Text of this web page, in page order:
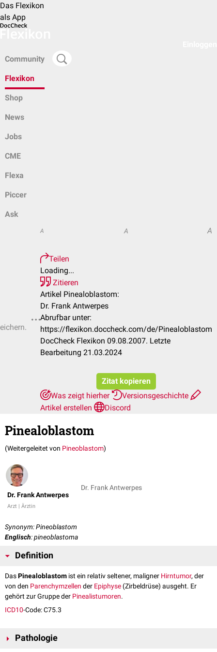
Das Flexikon
als App
Community
Flexikon
Shop
News
Jobs
CME
Flexa
Piccer
Ask
A A A
Teilen
Loading...
Zitieren
Artikel Pinealoblastom:
Dr. Frank Antwerpes
Abrufbar unter:
https://flexikon.doccheck.com/de/Pinealoblastom
DocCheck Flexikon 09.08.2007. Letzte
Bearbeitung 21.03.2024
Zitat kopieren
Was zeigt hierher
Versionsgeschichte
Artikel erstellen
Discord
Pinealoblastom
(Weitergeleitet von Pineoblastom)
Dr. Frank Antwerpes
Arzt | Ärztin
Dr. Frank Antwerpes
Synonym: Pineoblastom
Englisch: pineoblastoma
Definition
DasPinealoblastom ist ein relativ seltener, maligner Hirntumor, der
von den Parenchymzellen der Epiphyse (Zirbeldrüse) ausgeht. Er
gehört zur Gruppe der Pinealistumoren.
ICD10-Code: C75.3
Pathologie